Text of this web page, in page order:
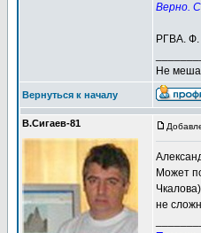
Верно.
РГВА. Ф.
Не
Вернуться к началу
В.Сигаев-81
Может
не